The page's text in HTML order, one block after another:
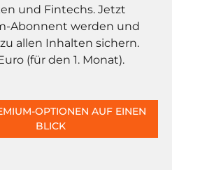
und Fintechs. Jetzt
Abonnent werden und
allen Inhalten sichern.
(für den 1. Monat).
OPTIONEN AUF EINEN
BLICK